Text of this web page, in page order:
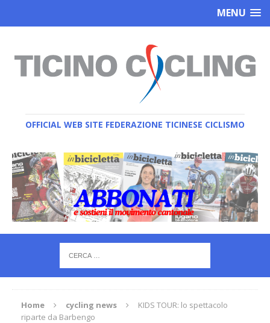
MENU
OFFICIAL WEB SITE FEDERAZIONE TICINESE CICLISMO
Home cycling news
KIDS TOUR: lo spettacolo
riparte da Barbengo